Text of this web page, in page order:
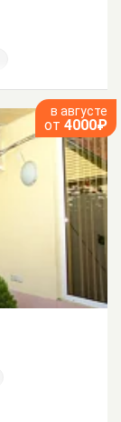
в августе
от 4000₽